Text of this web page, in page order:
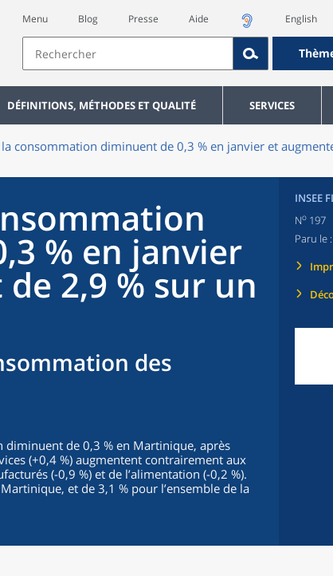
Menu Blog Presse Aide English
DÉFINITIONS, MÉTHODES ET QUALITÉ SERVICES
consommation diminuent de 0,3 % en janvier et
% en janvier
2,9 % sur un
des
de 0,3 % en Martinique, après
(+0,4 %) augmentent contrairement aux
(-0,9 %) et de l’alimentation (-0,2 %).
et de 3,1 % pour l’ensemble de la
INSEE
No 197
Paru le